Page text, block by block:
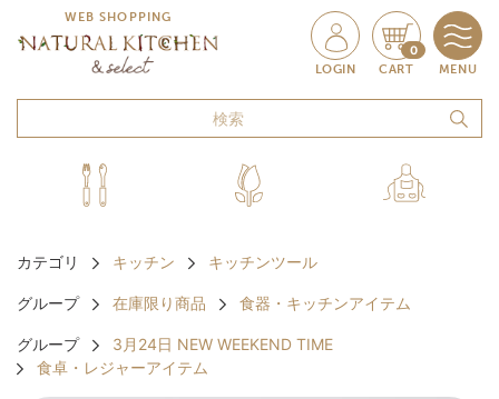
WEB SHOPPING
LOGIN
0
CART MENU
カテゴリ キッチン キッチンツール
グループ 在庫限り商品 食器・キッチンアイテム
グループ
3月24日 NEW WEEKEND TIME
食卓・レジャーアイテム